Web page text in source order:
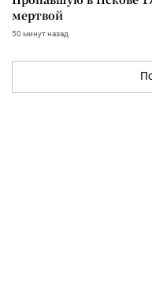
мертвой
50 минут назад